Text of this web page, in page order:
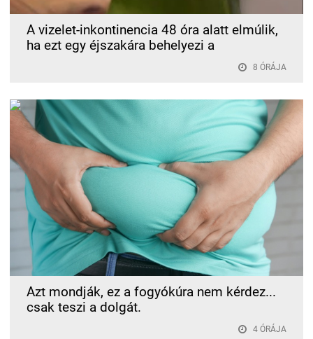
A vizelet-inkontinencia 48 óra alatt elmúlik,
ha ezt egy éjszakára behelyezi a
8 ÓRÁJA
Azt mondják, ez a fogyókúra nem kérdez...
csak teszi a dolgát.
4 ÓRÁJA